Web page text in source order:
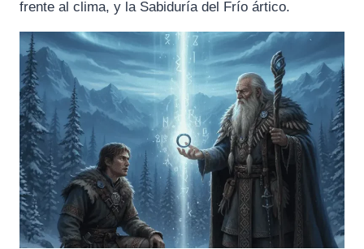
frente al clima, y la Sabiduría del Frío ártico.